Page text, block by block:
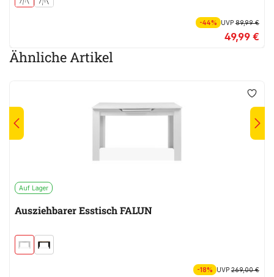
-44% UVP89,99 €
49,99 €
Ähnliche Artikel
Auf Lager
Ausziehbarer Esstisch FALUN
-18% UVP269,00 €